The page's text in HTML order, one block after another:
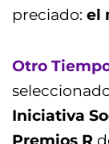
preciado: el
Otro
Iniciativa